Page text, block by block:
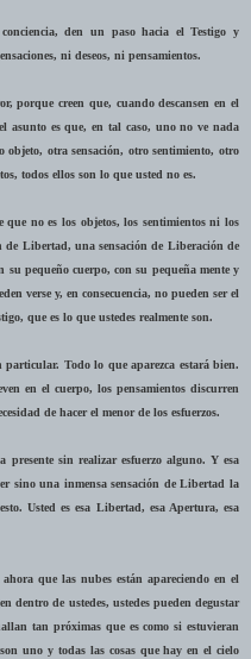
den un paso hacia el Testigo y
ni deseos, ni pensamientos.
porque creen que, cuando descansen en el
asunto es que, en tal caso, uno no ve nada
otra sensación, otro sentimiento, otro
todos ellos son lo que usted no es.
que no es los objetos, los sentimientos ni los
de Libertad, una sensación de Liberación de
pequeño cuerpo, con su pequeña mente y
verse y, en consecuencia, no pueden ser el
que es lo que ustedes realmente son.
Todo lo que aparezca estará bien.
en el cuerpo, los pensamientos discurren
de hacer el menor de los esfuerzos.
presente sin realizar esfuerzo alguno. Y esa
sino una inmensa sensación de Libertad la
Usted es esa Libertad, esa Apertura, esa
que las nubes están apareciendo en el
dentro de ustedes, ustedes pueden degustar
tan próximas que es como si estuvieran
uno y todas las cosas que hay en el cielo